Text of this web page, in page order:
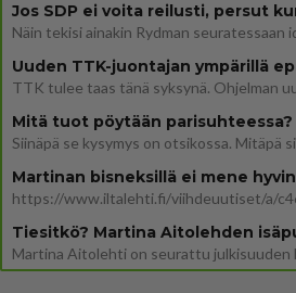
Mitä tuot pöytään parisuhteessa?
Martinan bisneksillä ei mene hyvin